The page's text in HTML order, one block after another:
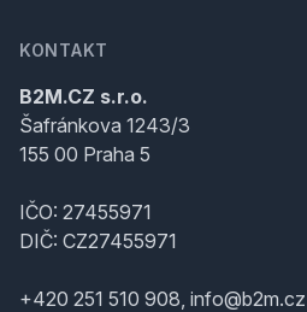
KONTAKT
B2M.CZ s.r.o.
Šafránkova 1243/3
155 00 Praha 5
IČO: 27455971
DIČ: CZ27455971
+420 251 510 908, info@b2m.cz